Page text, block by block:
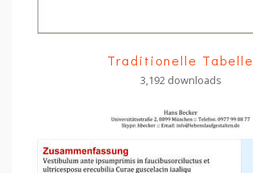
Traditionelle Tabelle
3,192 downloads